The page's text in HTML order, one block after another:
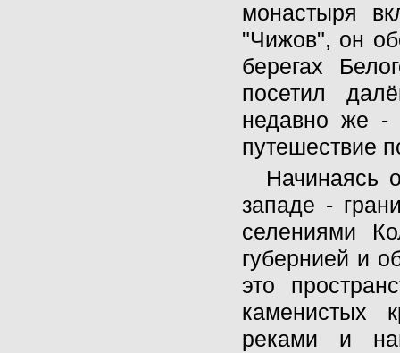
монастыря
"Чижов", он
берегах
посетил
недавно же
путешествие
Начинаясь
западе -
селениями
губернией и
это
каменистых
реками и